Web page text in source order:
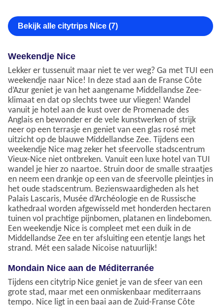
Bekijk alle citytrips Nice (7)
Weekendje Nice
Lekker er tussenuit maar niet te ver weg? Ga met TUI een
weekendje naar Nice! In deze stad aan de Franse Côte
d’Azur geniet je van het aangename Middellandse Zee-
klimaat en dat op slechts twee uur vliegen! Wandel
vanuit je hotel aan de kust over de Promenade des
Anglais en bewonder er de vele kunstwerken of strijk
neer op een terrasje en geniet van een glas rosé met
uitzicht op de blauwe Middellandse Zee. Tijdens een
weekendje Nice mag zeker het sfeervolle stadscentrum
Vieux-Nice niet ontbreken. Vanuit een luxe hotel van TUI
wandel je hier zo naartoe. Struin door de smalle straatjes
en neem een drankje op een van de sfeervolle pleintjes in
het oude stadscentrum. Bezienswaardigheden als het
Palais Lascaris, Musée d’Archéologie en de Russische
kathedraal worden afgewisseld met honderden hectaren
tuinen vol prachtige pijnbomen, platanen en lindebomen.
Een weekendje Nice is compleet met een duik in de
Middellandse Zee en ter afsluiting een etentje langs het
strand. Mét een salade Nicoise natuurlijk!
Mondain Nice aan de Méditerranée
Tijdens een citytrip Nice geniet je van de sfeer van een
grote stad, maar met een onmiskenbaar mediterraans
tempo. Nice ligt in een baai aan de Zuid-Franse Côte